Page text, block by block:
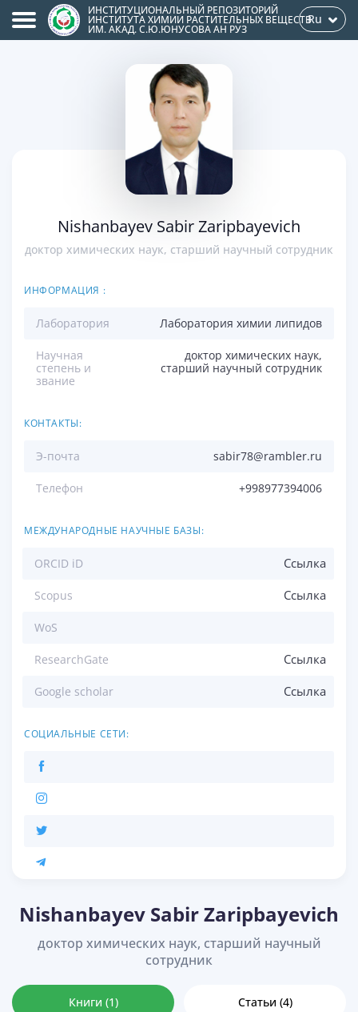
ИНСТИТУЦИОНАЛЬНЫЙ РЕПОЗИТОРИЙ
ИНСТИТУТА ХИМИИ РАСТИТЕЛЬНЫХ ВЕЩЕСТВ
ИМ. АКАД. С.Ю.ЮНУСОВА АН РУЗ
Ru
Nishanbayev Sabir Zaripbayevich
доктор химических наук, старший научный сотрудник
ИНФОРМАЦИЯ :
Лаборатория Лаборатория химии липидов
Научная
степень и
звание
доктор химических наук,
старший научный сотрудник
КОНТАКТЫ:
Э-почта sabir78@rambler.ru
Телефон +998977394006
МЕЖДУНАРОДНЫЕ НАУЧНЫЕ БАЗЫ:
ORCID iD Ссылка
Scopus Ссылка
WoS
ResearchGate Ссылка
Google scholar Ссылка
СОЦИАЛЬНЫЕ СЕТИ:
Nishanbayev Sabir Zaripbayevich
доктор химических наук, старший научный
сотрудник
Книги (1) Статьи (4)